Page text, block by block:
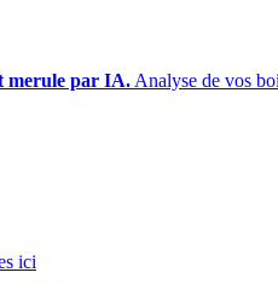
merule par IA. Analyse de vos
ici